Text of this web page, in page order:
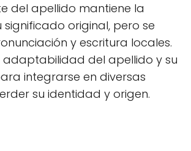
del apellido mantiene la
significado original, pero se
y escritura locales.
adaptabilidad del apellido y su
integrarse en diversas
su identidad y origen.